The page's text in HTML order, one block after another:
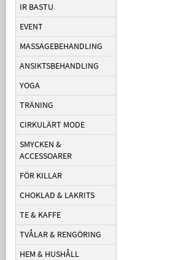
IR BASTU
EVENT
MASSAGEBEHANDLING
ANSIKTSBEHANDLING
YOGA
TRÄNING
CIRKULÄRT MODE
SMYCKEN &
ACCESSOARER
FÖR KILLAR
CHOKLAD & LAKRITS
TE & KAFFE
TVÅLAR & RENGÖRING
HEM & HUSHÅLL